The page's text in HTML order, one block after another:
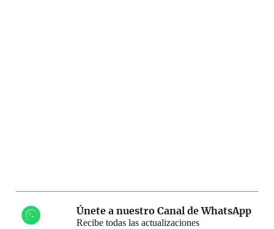
Únete a nuestro Canal de WhatsApp
Recibe todas las actualizaciones